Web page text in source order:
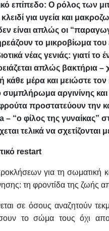
επίπεδο: Ο ρόλος των
για υγεία και
είναι απλώς οι
το μικροβίωμα του
νέας γενιάς: γιατί το
απλώς βακτήρια –
κάθε μέρα και μειώστε τον
συμπλήρωμα αργινίνης
προστατεύουν την
– “ο φίλος της γυναίκας”
τελικά να
restart
για τη σωματική
τη φροντίδα της ζωής
σε όσους αναζητούν
το σώμα τους όχι